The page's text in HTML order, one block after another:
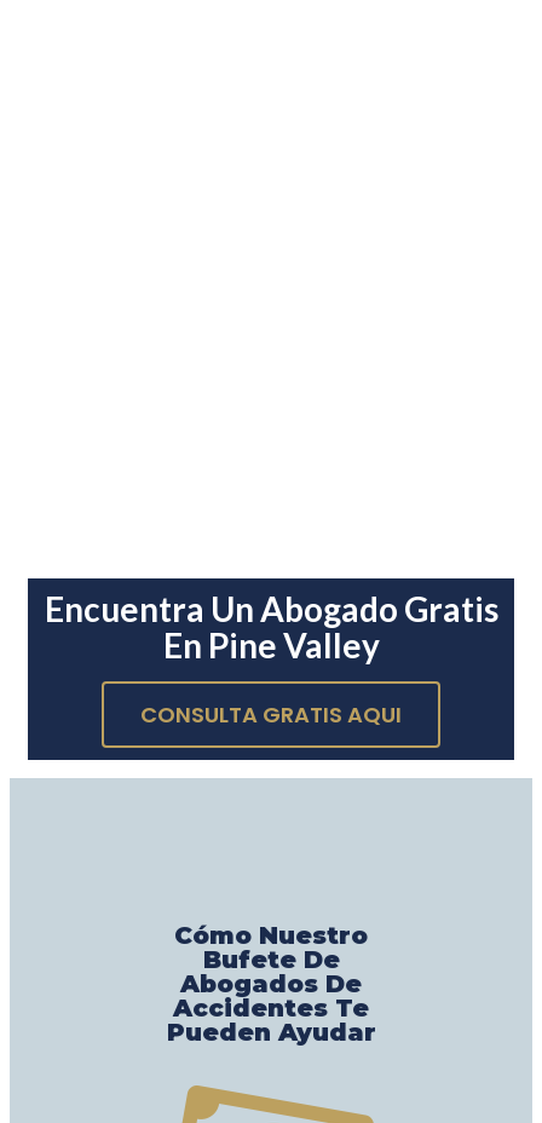
Encuentra Un Abogado Gratis
En Pine Valley
CONSULTA GRATIS AQUI
Cómo Nuestro
Bufete De
Abogados De
Accidentes Te
Pueden Ayudar